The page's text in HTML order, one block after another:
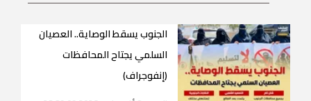
الجنوب يسقط الوصاية.. العصيان
السلمي يجتاح المحافظات
(إنفوجراف)